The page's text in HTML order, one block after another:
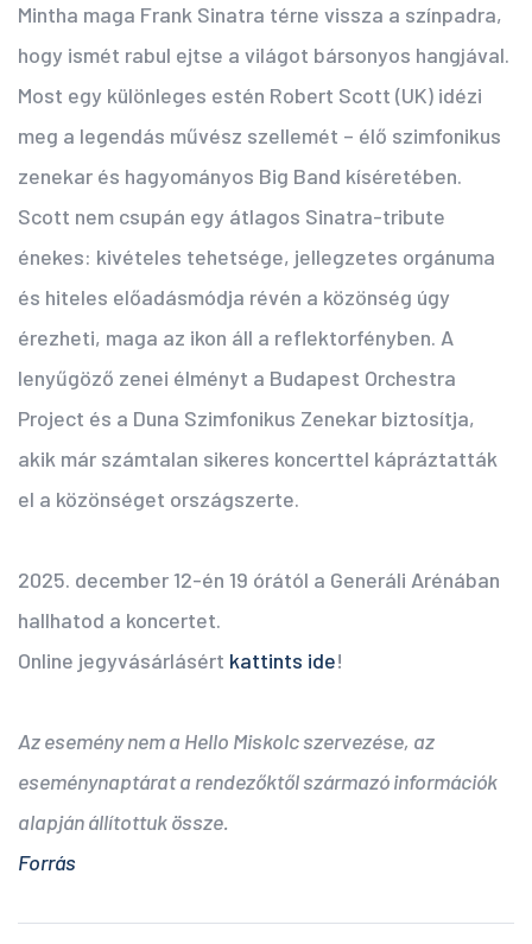
Mintha maga Frank Sinatra térne vissza a színpadra,
hogy ismét rabul ejtse a világot bársonyos hangjával.
Most egy különleges estén Robert Scott (UK) idézi
meg a legendás művész szellemét – élő szimfonikus
zenekar és hagyományos Big Band kíséretében.
Scott nem csupán egy átlagos Sinatra-tribute
énekes: kivételes tehetsége, jellegzetes orgánuma
és hiteles előadásmódja révén a közönség úgy
érezheti, maga az ikon áll a reflektorfényben. A
lenyűgöző zenei élményt a Budapest Orchestra
Project és a Duna Szimfonikus Zenekar biztosítja,
akik már számtalan sikeres koncerttel kápráztatták
el a közönséget országszerte.
2025. december 12-én 19 órától a Generáli Arénában
hallhatod a koncertet.
Online jegyvásárlásért kattints ide!
Az esemény nem a Hello Miskolc szervezése, az
eseménynaptárat a rendezőktől származó információk
alapján állítottuk össze.
Forrás